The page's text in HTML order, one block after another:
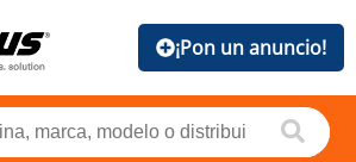
¡Pon un anuncio!